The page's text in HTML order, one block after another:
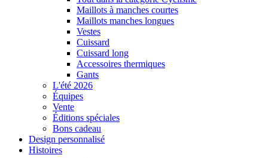
Maillots à manches courtes
Maillots manches longues
Vestes
Cuissard
Cuissard long
Accessoires thermiques
Gants
L'été 2026
Équipes
Vente
Éditions spéciales
Bons cadeau
Design personnalisé
Histoires